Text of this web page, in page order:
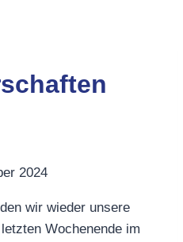
2024
wir wieder unsere
Wochenende im